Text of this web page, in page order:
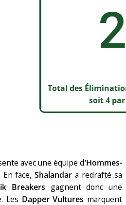
Total des
soit 4
avec une équipe d’Hommes-
En face,Shalandar a redrafté sa
Breakers gagnent donc une
Les Dapper Vultures marquent